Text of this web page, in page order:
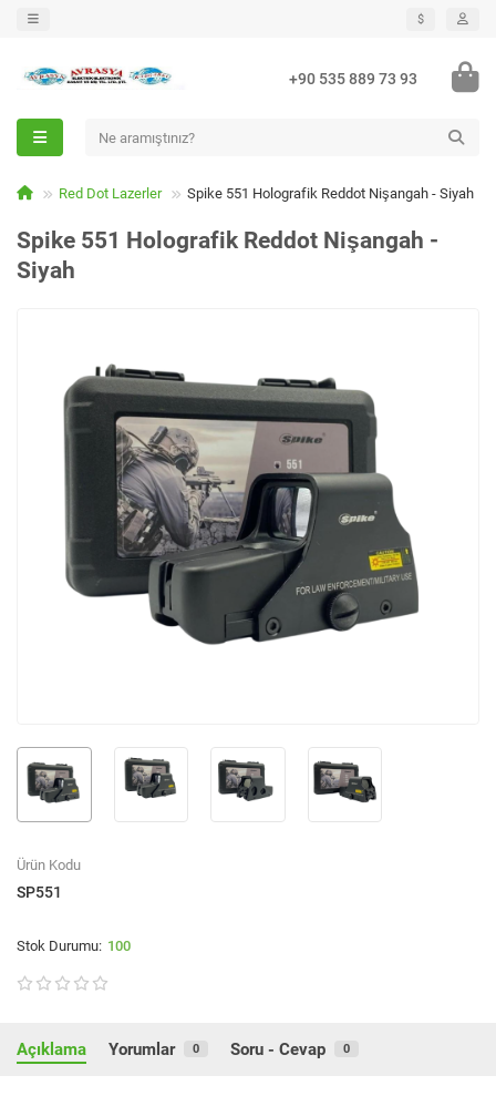
$
+90 535 889 73 93
Red Dot Lazerler Spike 551 Holografik Reddot Nişangah - Siyah
Spike 551 Holografik Reddot Nişangah -
Siyah
Ürün Kodu
SP551
100
Açıklama Yorumlar 0 Soru - Cevap 0